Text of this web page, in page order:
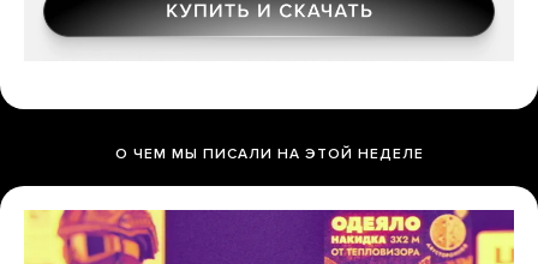
О ЧЕМ МЫ ПИСАЛИ НА ЭТОЙ НЕДЕЛЕ